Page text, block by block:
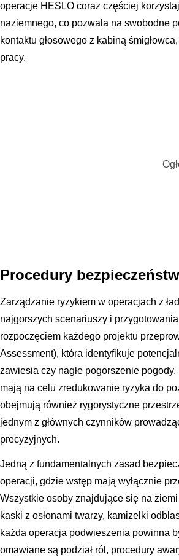
operacje HESLO coraz częściej
naziemnego, co pozwala na swobodne
kontaktu głosowego z kabiną
pracy.
Procedury
Zarządzanie ryzykiem w operacjach z
najgorszych scenariuszy i
rozpoczęciem każdego projektu
Assessment), która identyfikuje
zawiesia czy nagłe pogorszenie
mają na celu zredukowanie ryzyka do
obejmują również rygorystyczne
jednym z głównych czynników
precyzyjnych.
Jedną z fundamentalnych zasad
operacji, gdzie wstęp mają wyłącznie
Wszystkie osoby znajdujące się na
kaski z osłonami twarzy, kamizelki
każda operacja podwieszenia powinna
omawiane są podział ról, procedury